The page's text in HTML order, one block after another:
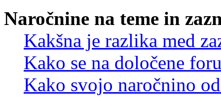
Naročnine na teme in
Kakšna je razlika med
Kako se na določene
Kako svojo naročnino